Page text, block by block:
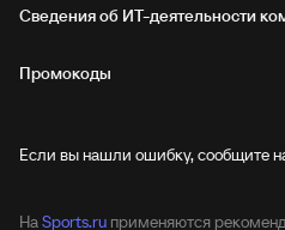
Сведения об ИТ‑деятельности
Промокоды
Если вы нашли ошибку, сообщите
НаSports.ru применяются